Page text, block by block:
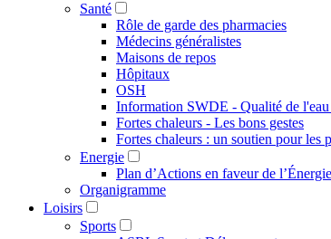
Santé
Rôle de garde des pharmacies
Médecins généralistes
Maisons de repos
Hôpitaux
OSH
Information SWDE - Qualité de
Fortes chaleurs - Les bons gestes
Fortes chaleurs : un soutien pour les
Energie
Plan d’Actions en faveur de
Organigramme
Loisirs
Sports